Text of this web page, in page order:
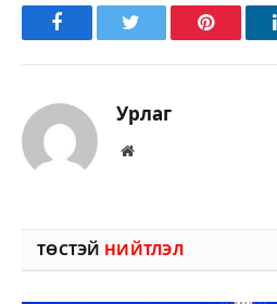
FacebookTwitter Pinterest
Урлаг
Вэбсайт
ТӨСТЭЙ НИЙТЛЭЛ